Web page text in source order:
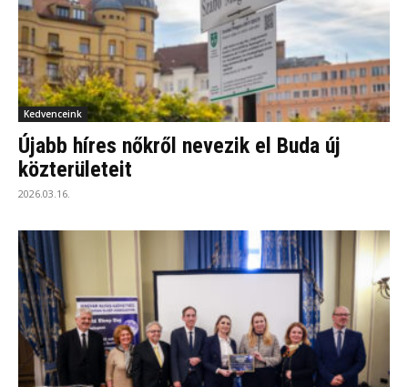
Kedvenceink
Újabb híres nőkről nevezik el Buda új
közterületeit
2026.03.16.